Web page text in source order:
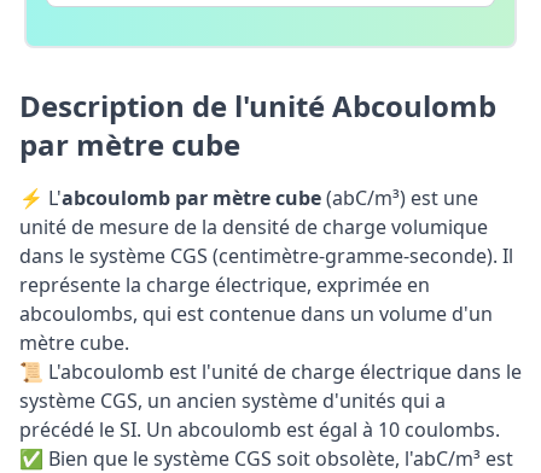
Description de l'unité Abcoulomb
par mètre cube
⚡ L'abcoulomb par mètre cube(abC/m³) est une
unité de mesure de la densité de charge volumique
dans le système CGS (centimètre-gramme-seconde). Il
représente la charge électrique, exprimée en
abcoulombs, qui est contenue dans un volume d'un
mètre cube.
📜 L'abcoulomb est l'unité de charge électrique dans le
système CGS, un ancien système d'unités qui a
précédé le SI. Un abcoulomb est égal à 10 coulombs.
✅ Bien que le système CGS soit obsolète, l'abC/m³ est